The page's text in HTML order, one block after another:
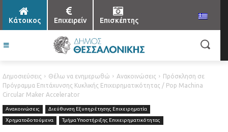
Κάτοικος Επιχειρείν Επισκέπτης
Δημοσιεύσεις Θέλω να ενημερωθώ Ανακοινώσεις
Πρόσκληση σε
Πρόγραμμα Επιτάχυνσης Κυκλικής Επιχειρηματικότητας / Pop Machina
Circular Maker Accelerator
Ανακοινώσεις
Διεύθυνση Εξυπηρέτησης Επιχειρηματία
Χρηματοδοτούμενα
Τμήμα Υποστήριξης Επιχειρηματικότητας